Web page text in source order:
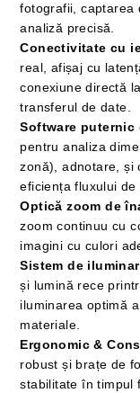
fotografii, captarea
analiză precisă.
Conectivitate cu
real, afișaj cu
conexiune directă
transferul de date.
Software puternic
pentru analiza
zonă), adnotare, și
eficiența fluxului de
Optică zoom de
zoom continuu cu
imagini cu culori
Sistem de
și lumină rece
iluminarea optimă
materiale.
Ergonomic &
robust și brațe de
stabilitate în timpul